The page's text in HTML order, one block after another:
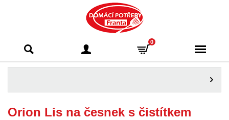
Franta - Příbram
0
Orion Lis na česnek s čistítkem